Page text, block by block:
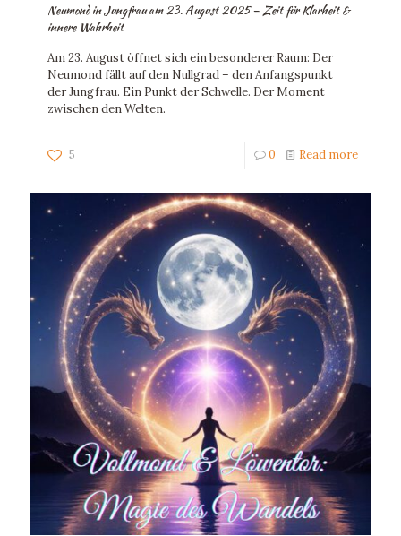
Neumond in Jungfrau am 23. August 2025 – Zeit für Klarheit &
innere Wahrheit
Am 23. August öffnet sich ein besonderer Raum: Der
Neumond fällt auf den Nullgrad – den Anfangspunkt
der Jungfrau. Ein Punkt der Schwelle. Der Moment
zwischen den Welten.
5 0 Read more